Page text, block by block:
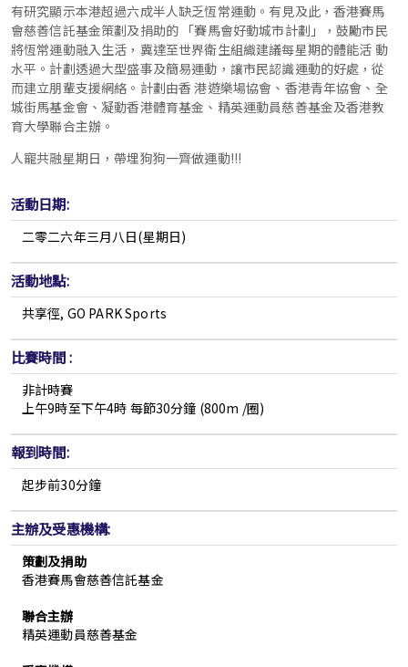
有研究顯示本港超過六成半人缺乏恆常運動。有見及此，香港賽馬
會慈善信託基金策劃及捐助的 「賽馬會好動城市計劃」，鼓勵市民
將恆常運動融入生活，冀達至世界衛生組織建議每星期的體能活 動
水平。計劃透過大型盛事及簡易運動，讓市民認識運動的好處，從
而建立朋輩支援網絡。計劃由香 港遊樂場協會、香港青年協會、全
城街馬基金會、凝動香港體育基金、精英運動員慈善基金及香港教
育大學聯合主辦。
人寵共融星期日，帶埋狗狗一齊做運動!!!
活動日期:
二零二六年三月八日(星期日)
活動地點:
共享徑, GO PARK Sports
比賽時間 :
非計時賽
上午9時至下午4時 每節30分鐘 (800m /圈)
報到時間:
起步前30分鐘
主辦及受惠機構:
策劃及捐助
香港賽馬會慈善信託基金
聯合主辦
精英運動員慈善基金